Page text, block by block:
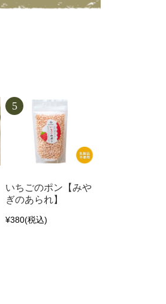
いちごのポン【みや
ぎのあられ】
¥380(税込)